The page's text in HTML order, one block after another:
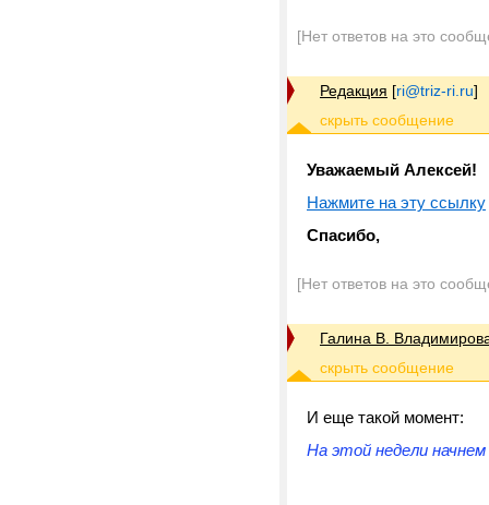
[Нет ответов на это
Редакция [ri@triz-ri.ru]
Уважаемый Алексей!
Нажмите на эту ссылку
Спасибо,
[Нет ответов на это
Галина В.
И еще такой момент:
На этой недели